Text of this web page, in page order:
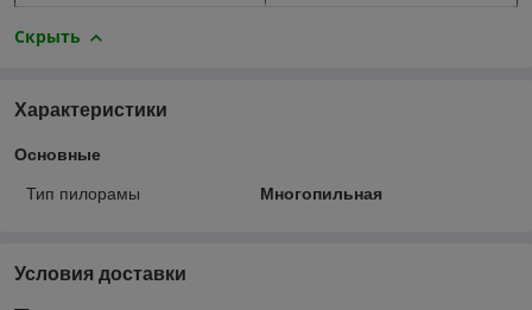
Скрыть
Характеристики
Основные
Тип пилорамы Многопильная
Условия доставки